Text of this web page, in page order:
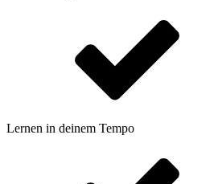
Lernen in deinem Tempo